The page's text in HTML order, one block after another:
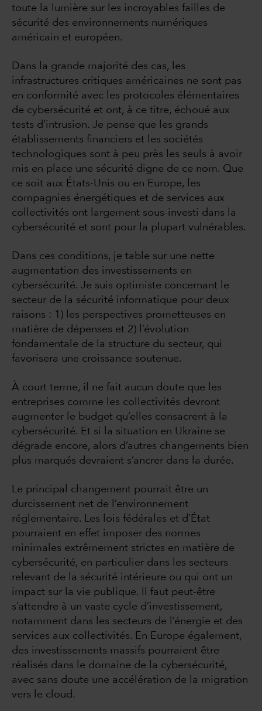
toute la lumière sur les incroyables failles de
sécurité des environnements numériques
américain et européen.
Dans la grande majorité des cas, les
infrastructures critiques américaines ne sont pas
en conformité avec les protocoles élémentaires
de cybersécurité et ont, à ce titre, échoué aux
tests d’intrusion. Je pense que les grands
établissements financiers et les sociétés
technologiques sont à peu près les seuls à avoir
mis en place une sécurité digne de ce nom. Que
ce soit aux États-Unis ou en Europe, les
compagnies énergétiques et de services aux
collectivités ont largement sous-investi dans la
cybersécurité et sont pour la plupart vulnérables.
Dans ces conditions, je table sur une nette
augmentation des investissements en
cybersécurité. Je suis optimiste concernant le
secteur de la sécurité informatique pour deux
raisons : 1) les perspectives prometteuses en
matière de dépenses et 2) l’évolution
fondamentale de la structure du secteur, qui
favorisera une croissance soutenue.
À court terme, il ne fait aucun doute que les
entreprises comme les collectivités devront
augmenter le budget qu’elles consacrent à la
cybersécurité. Et si la situation en Ukraine se
dégrade encore, alors d’autres changements bien
plus marqués devraient s’ancrer dans la durée.
Le principal changement pourrait être un
durcissement net de l’environnement
réglementaire. Les lois fédérales et d’État
pourraient en effet imposer des normes
minimales extrêmement strictes en matière de
cybersécurité, en particulier dans les secteurs
relevant de la sécurité intérieure ou qui ont un
impact sur la vie publique. Il faut peut-être
s’attendre à un vaste cycle d’investissement,
notamment dans les secteurs de l’énergie et des
services aux collectivités. En Europe également,
des investissements massifs pourraient être
réalisés dans le domaine de la cybersécurité,
avec sans doute une accélération de la migration
vers le cloud.